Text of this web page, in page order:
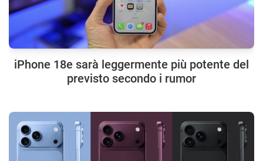
iPhone 18e sarà leggermente più potente del
previsto secondo i rumor